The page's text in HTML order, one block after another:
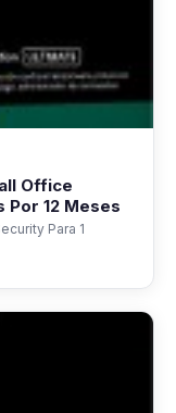
Office
Por 12 Meses
Para 1